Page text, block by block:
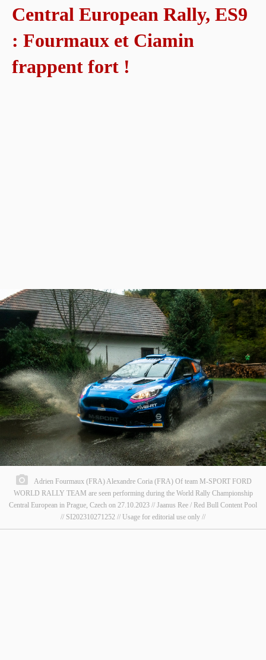
Central European Rally, ES9
: Fourmaux et Ciamin
frappent fort !
Adrien Fourmaux (FRA) Alexandre Coria (FRA) Of team M-SPORT FORD
WORLD RALLY TEAM are seen performing during the World Rally Championship
Central European in Prague, Czech on 27.10.2023 // Jaanus Ree / Red Bull Content Pool
// SI202310271252 // Usage for editorial use only //